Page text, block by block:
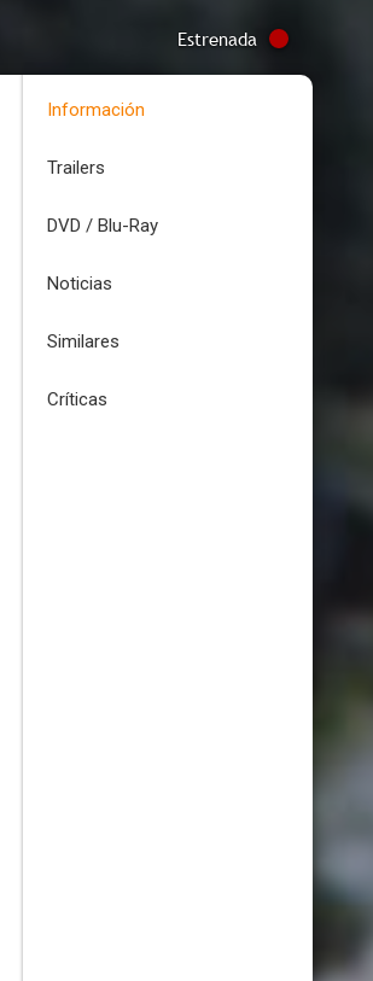
Estrenada
Información
Trailers
DVD / Blu-Ray
Noticias
Similares
Críticas